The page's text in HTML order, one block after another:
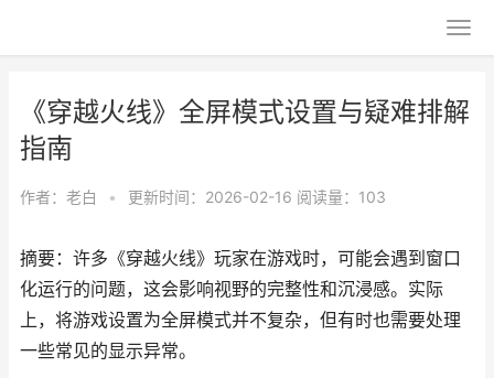
《穿越火线》全屏模式设置与疑难排解
指南
作者： 老白 • 更新时间：2026-02-16 阅读量：103
摘要：许多《穿越火线》玩家在游戏时，可能会遇到窗口
化运行的问题，这会影响视野的完整性和沉浸感。实际
上，将游戏设置为全屏模式并不复杂，但有时也需要处理
一些常见的显示异常。